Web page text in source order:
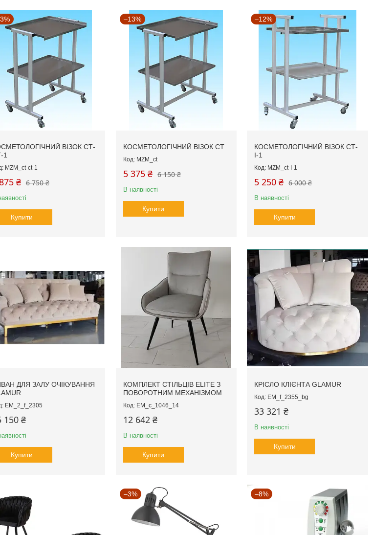
ВІЗОК СТ-
1
MZM_ct-ct-1
6 750 ₴
₴
Купити
–13%
КОСМЕТОЛОГІЧНИЙ ВІЗОК СТ
MZM_ct
6 150 ₴
5 375 ₴
В наявності
Купити
–12%
КОСМЕТОЛОГІЧНИЙ ВІЗОК СТ-
I-1
MZM_ct-I-1
6 000 ₴
5 250 ₴
В наявності
Купити
ДЛЯ ЗАЛУ ОЧІКУВАННЯ
EM_2_f_2305
150 ₴
Купити
КОМПЛЕКТ СТІЛЬЦІВ ELITE З
ПОВОРОТНИМ МЕХАНІЗМОМ
EM_c_1046_14
12 642 ₴
В наявності
Купити
КРІСЛО КЛІЄНТА GLAMUR
EM_f_2355_bg
33 321 ₴
В наявності
Купити
–3% –8%